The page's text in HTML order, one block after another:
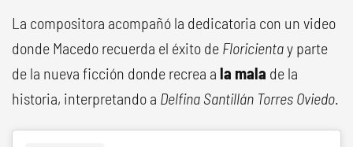
La compositora acompañó la dedicatoria con un video
donde Macedo recuerda el éxito de Floricientay parte
de la nueva ficción donde recrea a la mala de la
historia, interpretando a Delfina Santillán Torres Oviedo.